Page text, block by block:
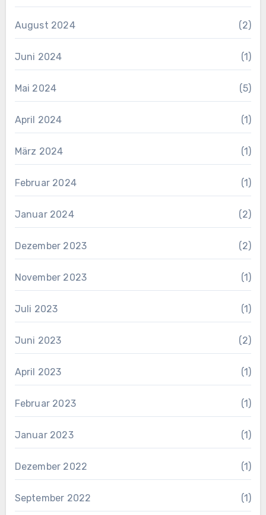
August 2024 (2)
Juni 2024 (1)
Mai 2024 (5)
April 2024 (1)
März 2024 (1)
Februar 2024 (1)
Januar 2024 (2)
Dezember 2023 (2)
November 2023 (1)
Juli 2023 (1)
Juni 2023 (2)
April 2023 (1)
Februar 2023 (1)
Januar 2023 (1)
Dezember 2022 (1)
September 2022 (1)